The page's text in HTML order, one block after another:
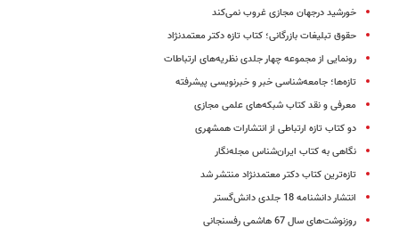
خورشید درجهان مجازی غروب نمی‌کند
حقوق تبلیغات بازرگانی؛ کتاب تازه دکتر معتمد‌نژاد
رونمایی از مجموعه چهار جلدی نظریه‌های ارتباطات
تازه‌ها؛ جامعه‌شناسی خبر و خبرنویسی پیشرفته
معرفی و نقد کتاب شبکه‌های علمی مجازی
دو کتاب تازه ارتباطی از انتشارات همشهری
نگاهی به کتاب ایران‌شناس مجله‌نگار
تازه‌ترین کتاب دکتر معتمدنژاد منتشر شد
انتشار دانشنامه 18 جلدی دانش‌گستر
روزنوشت‌های سال 67 هاشمی رفسنجانی